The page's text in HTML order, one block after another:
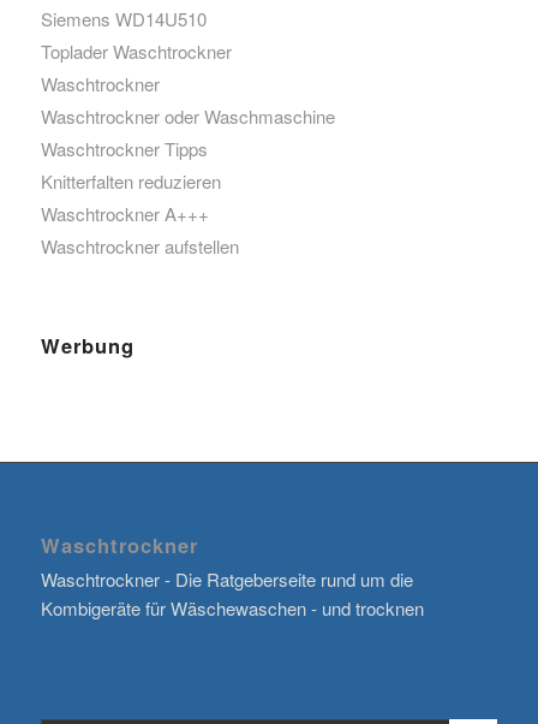
Siemens WD14U510
Toplader Waschtrockner
Waschtrockner
Waschtrockner oder Waschmaschine
Waschtrockner Tipps
Knitterfalten reduzieren
Waschtrockner A+++
Waschtrockner aufstellen
Werbung
Waschtrockner
Waschtrockner - Die Ratgeberseite rund um die
Kombigeräte für Wäschewaschen - und trocknen